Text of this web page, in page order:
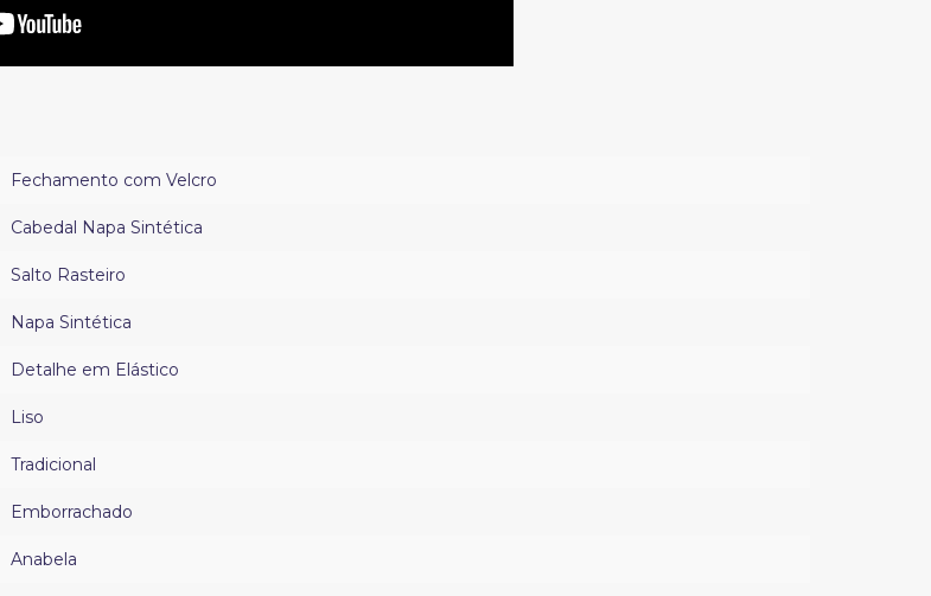
Fechamento com Velcro
Cabedal Napa Sintética
Salto Rasteiro
Napa Sintética
Detalhe em Elástico
Liso
Tradicional
Emborrachado
Anabela